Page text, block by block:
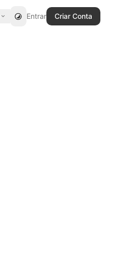
Entrar Criar Conta